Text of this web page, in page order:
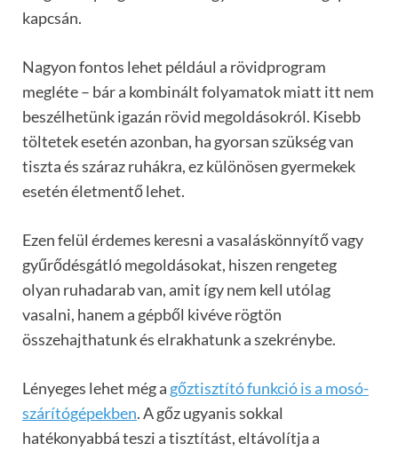
kapcsán.
Nagyon fontos lehet például a rövidprogram
megléte – bár a kombinált folyamatok miatt itt nem
beszélhetünk igazán rövid megoldásokról. Kisebb
töltetek esetén azonban, ha gyorsan szükség van
tiszta és száraz ruhákra, ez különösen gyermekek
esetén életmentő lehet.
Ezen felül érdemes keresni a vasaláskönnyítő vagy
gyűrődésgátló megoldásokat, hiszen rengeteg
olyan ruhadarab van, amit így nem kell utólag
vasalni, hanem a gépből kivéve rögtön
összehajthatunk és elrakhatunk a szekrénybe.
Lényeges lehet még a gőztisztító funkció is a mosó-
szárítógépekben. A gőz ugyanis sokkal
hatékonyabbá teszi a tisztítást, eltávolítja a